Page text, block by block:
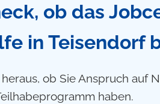
ob das
in Teisendorf
ob Sie Anspruch auf
haben.